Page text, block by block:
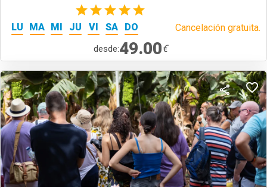
(2)
LU MA MI JU VI SA DO Cancelación gratuita.
desde:49.00€